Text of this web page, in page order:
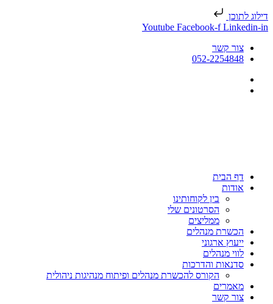
דילוג לתוכן
Youtube Facebook-f Linkedin-in
צור קשר
052-2254848
דף הבית
אודות
בין לקוחותינו
הסרטונים שלי
ממליצים
הכשרת מנהלים
ייעוץ ארגוני
לווי מנהלים
סדנאות והדרכות
הקורס להכשרת מנהלים ופיתוח מנהיגות ניהולית
מאמרים
צור קשר